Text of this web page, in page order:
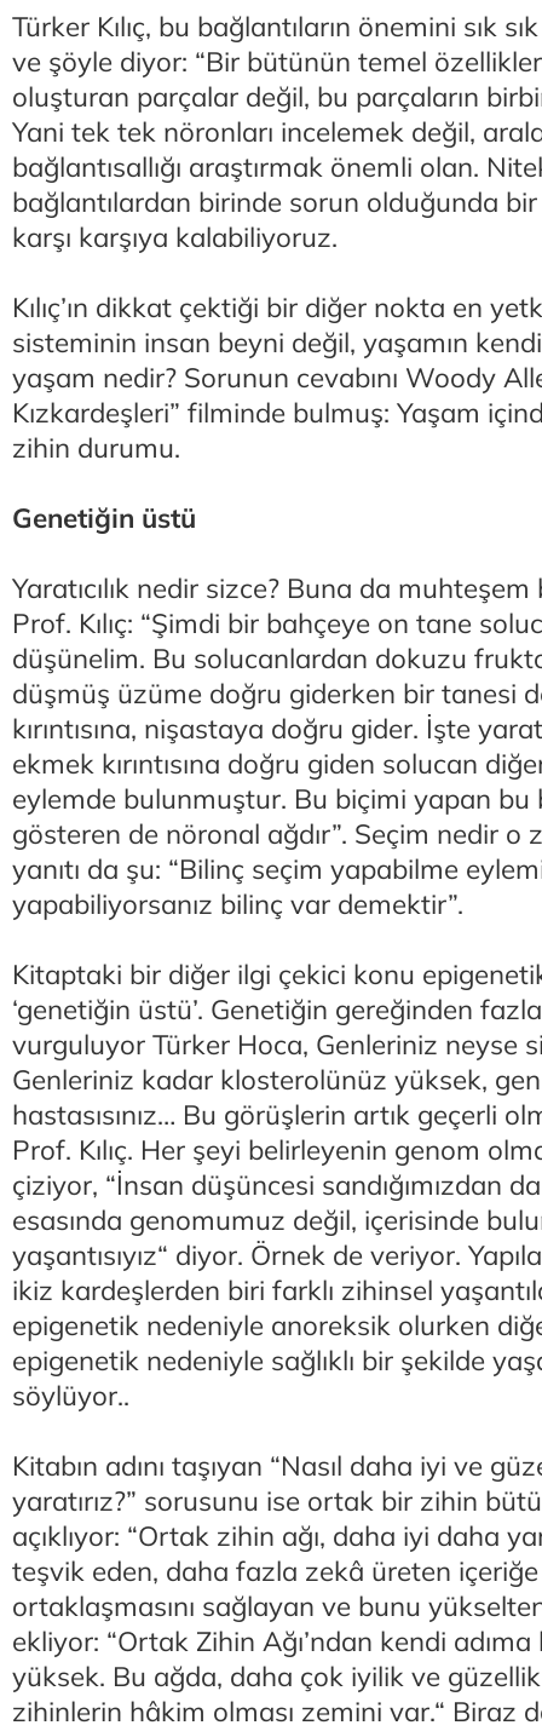
Türker Kılıç, bu bağlantıların önemini sık
ve şöyle diyor: “Bir bütünün temel
oluşturan parçalar değil, bu parçaların
Yani tek tek nöronları incelemek değil,
bağlantısallığı araştırmak önemli olan.
bağlantılardan birinde sorun olduğunda bir
karşı karşıya kalabiliyoruz.
Kılıç’ın dikkat çektiği bir diğer nokta en
sisteminin insan beyni değil, yaşamın
yaşam nedir? Sorunun cevabını Woody
Kızkardeşleri” filminde bulmuş: Yaşam
zihin durumu.
Genetiğin üstü
Yaratıcılık nedir sizce? Buna da
Prof. Kılıç: “Şimdi bir bahçeye on tane
düşünelim. Bu solucanlardan dokuzu
düşmüş üzüme doğru giderken bir tanesi
kırıntısına, nişastaya doğru gider. İşte
ekmek kırıntısına doğru giden solucan
eylemde bulunmuştur. Bu biçimi yapan bu
gösteren de nöronal ağdır”. Seçim nedir o
yanıtı da şu: “Bilinç seçim yapabilme
yapabiliyorsanız bilinç var demektir”.
Kitaptaki bir diğer ilgi çekici konu
‘genetiğin üstü’. Genetiğin gereğinden fazla
vurguluyor Türker Hoca, Genleriniz neyse
Genleriniz kadar klosterolünüz yüksek,
hastasısınız… Bu görüşlerin artık geçerli
Prof. Kılıç. Her şeyi belirleyenin genom
çiziyor, “İnsan düşüncesi sandığımızdan
esasında genomumuz değil, içerisinde
yaşantısıyız“ diyor. Örnek de veriyor.
ikiz kardeşlerden biri farklı zihinsel
epigenetik nedeniyle anoreksik olurken
epigenetik nedeniyle sağlıklı bir şekilde
söylüyor..
Kitabın adını taşıyan “Nasıl daha iyi ve
yaratırız?” sorusunu ise ortak bir zihin
açıklıyor: “Ortak zihin ağı, daha iyi daha
teşvik eden, daha fazla zekâ üreten
ortaklaşmasını sağlayan ve bunu
ekliyor: “Ortak Zihin Ağı’ndan kendi
yüksek. Bu ağda, daha çok iyilik ve
zihinlerin hâkim olması zemini var.“ Biraz